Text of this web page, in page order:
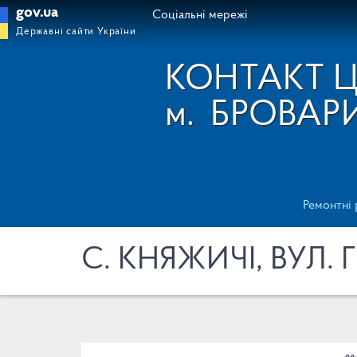
gov.ua
Державні сайти України
Соціальні мережі
КОНТАКТ
м.
С. КНЯЖИЧІ, ВУЛ.